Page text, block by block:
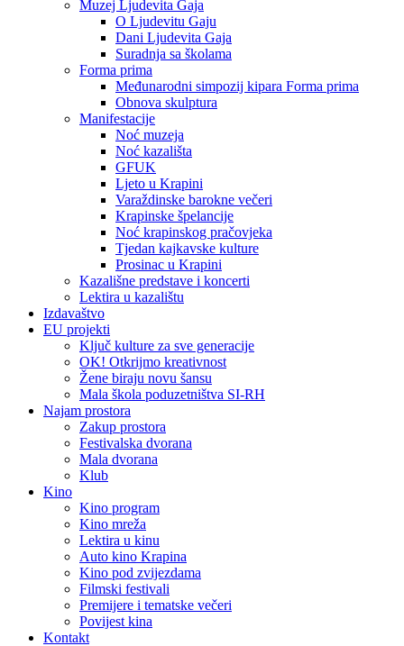
Muzej Ljudevita Gaja
O Ljudevitu Gaju
Dani Ljudevita Gaja
Suradnja sa školama
Forma prima
Međunarodni simpozij kipara Forma prima
Obnova skulptura
Manifestacije
Noć muzeja
Noć kazališta
GFUK
Ljeto u Krapini
Varaždinske barokne večeri
Krapinske špelancije
Noć krapinskog pračovjeka
Tjedan kajkavske kulture
Prosinac u Krapini
Kazališne predstave i koncerti
Lektira u kazalištu
Izdavaštvo
EU projekti
Ključ kulture za sve generacije
OK! Otkrijmo kreativnost
Žene biraju novu šansu
Mala škola poduzetništva SI-RH
Najam prostora
Zakup prostora
Festivalska dvorana
Mala dvorana
Klub
Kino
Kino program
Kino mreža
Lektira u kinu
Auto kino Krapina
Kino pod zvijezdama
Filmski festivali
Premijere i tematske večeri
Povijest kina
Kontakt